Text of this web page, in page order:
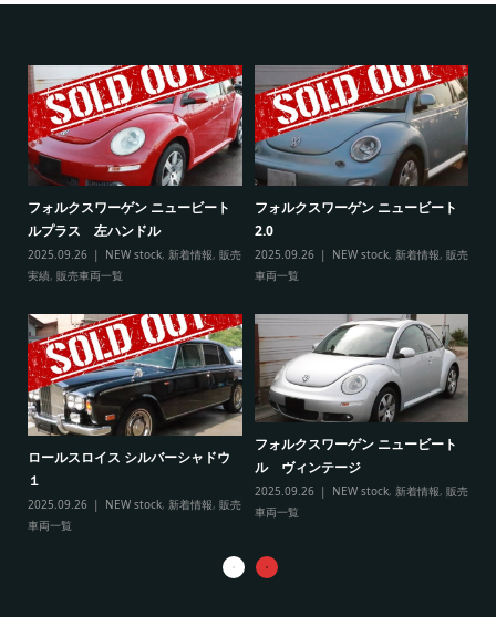
フォルクスワーゲン ニュービート
ルプラス 左ハンドル
2025.09.26 NEW stock, 新着情報, 販売
実績, 販売車両一覧
フォルクスワーゲン ニュービート
2.0
2025.09.26 NEW stock, 新着情報, 販売
車両一覧
ロールスロイス シルバーシャドウ
１
2025.09.26 NEW stock, 新着情報, 販売
車両一覧
フォルクスワーゲン ニュービート
ル ヴィンテージ
2025.09.26 NEW stock, 新着情報, 販売
車両一覧